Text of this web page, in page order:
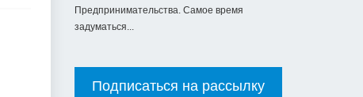
Предпринимательства. Самое время
задуматься...
Подписаться на рассылку